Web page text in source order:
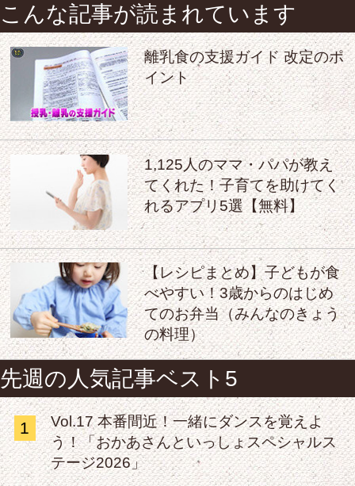
こんな記事が読まれています
離乳食の支援ガイド 改定のポ
イント
1,125人のママ・パパが教え
てくれた！子育てを助けてく
れるアプリ5選【無料】
【レシピまとめ】子どもが食
べやすい！3歳からのはじめ
てのお弁当（みんなのきょう
の料理）
先週の人気記事ベスト5
1
Vol.17 本番間近！一緒にダンスを覚えよ
う！「おかあさんといっしょスペシャルス
テージ2026」